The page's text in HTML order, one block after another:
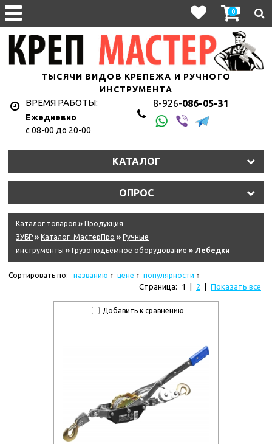
0
ТЫСЯЧИ ВИДОВ КРЕПЕЖА И РУЧНОГО
ИНСТРУМЕНТА
ВРЕМЯ РАБОТЫ:
Ежедневно
с 08-00 до 20-00
8-926-086-05-31
КАТАЛОГ
ОПРОС
Каталог товаров » Продукция
ЗУБР » Каталог_МастерПро » Ручные
инструменты » Грузоподъёмное оборудование » Лебедки
Сортировать по: названию цене популярности
Страница: 1 2 Показать все
Добавить к сравнению